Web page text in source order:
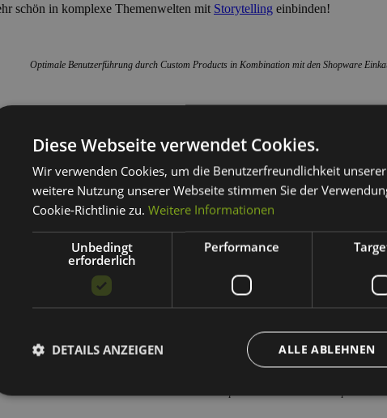
schön in komplexe Themenwelten mit Storytelling einbinden!
Optimale Benutzerführung durch Custom Products in Kombination mit den Shopware
online angeboten werden
Shop-Design
geringerem Ressourcenbedarf
SHOPWARE PLUGINS
bereits seit der Version 4 bekannt. Mit dem Upgrade auf die
Seit der Version Shopware 6 gehört „Custom Products“ zum
Features dieses Moduls:
Diese Webseite verwendet Cookies.
Wir verwenden Cookies, um die Benutzerfreundlichkeit
weitere Nutzung unserer Webseite stimmen Sie der
Cookie-Richtlinie zu. Weitere Informationen
Unbedingt
erforderlich
Performance
ALLE ABLEHNEN
DETAILS ANZEIGEN